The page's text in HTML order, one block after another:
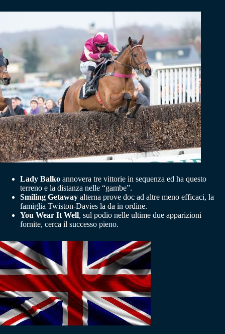
Lady Balko annovera tre vittorie in sequenza ed ha questo
terreno e la distanza nelle “gambe”.
Smiling Getaway alterna prove doc ad altre meno efficaci, la
famiglia Twiston-Davies la da in ordine.
You Wear It Well, sul podio nelle ultime due apparizioni
fornite, cerca il successo pieno.